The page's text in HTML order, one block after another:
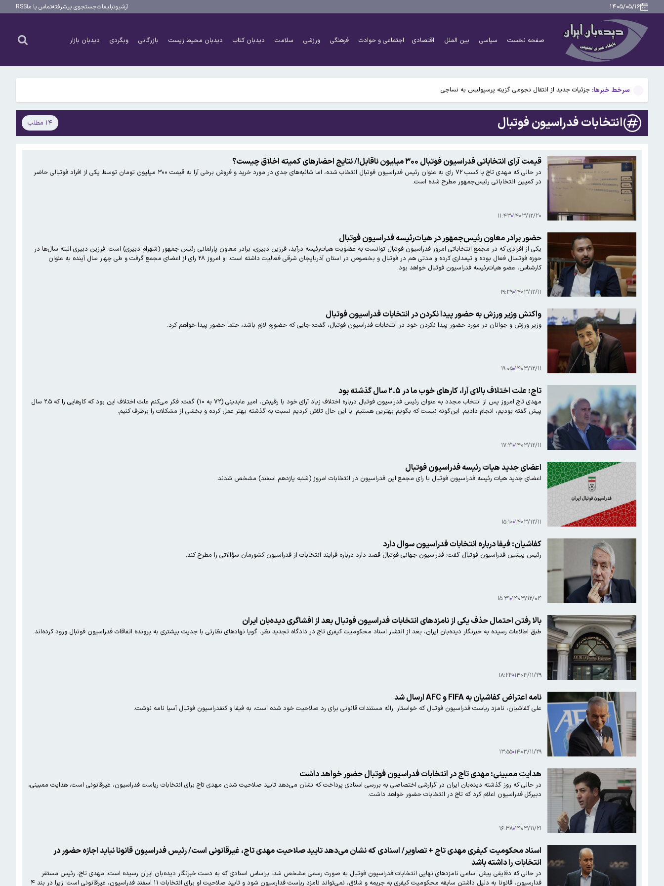
۱۴۰۵/۰۵/۱۶ آرشیوتبلیغاتجستجوی پیشرفتهتماس با ماRSS
صفحه نخست سیاسی بین الملل اقتصادی اجتماعی و حوادث فرهنگی ورزشی سلامت دیدبان کتاب دیدبان محیط زیست بازرگانی وبگردی دیدبان بازار
سرخط خبرها:
وزارت خارجه آمریکا از وضع تحریم‌های جدید علیه ایران خبر داد
۴۹ سال پیش در چنین روزی؛ جمشید آموزگار نخست وزیر شد/اسامی اعضای کابینه
سنای آمریکا، طرح قانونی تحریم روسیه و ایران را با نام لیندسی گراهام تایید کرد/ تحریم های نفتی ایران و روسیه تشدید می شود
جزئیات جدید از انتقال نجومی گزینه پرسپولیس به نساجی
پاسخ منفی پورعلی‌گنجی به پیشنهاد منصوریان/مدافع پرسپولیس لژیونر می‌شود
۴۹ سال پیش در چنین روزی؛ جمشید آموزگار نخست وزیر شد/اسامی اعضای کابینه
سنای آمریکا، طرح قانونی تحریم روسیه و ایران را با نام لیندسی گراهام تایید کرد/ تحریم های نفتی ایران و روسیه تشدید می شود
انتخابات فدراسیون فوتبال ۱۴ مطلب
قیمت آرای انتخاباتی فدراسیون فوتبال ۳۰۰ میلیون ناقابل!/ نتایج احضارهای کمیته اخلاق چیست؟
در حالی که مهدی تاج با کسب ۷۲ رای به عنوان رئیس فدراسیون فوتبال انتخاب شده، اما شائبه‌های جدی در مورد خرید و فروش برخی آرا به قیمت ۳۰۰ میلیون تومان توسط یکی از افراد فوتبالی حاضر
در کمپین انتخاباتی رئیس‌جمهور مطرح شده است.
۱۴۰۳/۱۲/۲۰ ۱۱:۴۳
حضور برادر معاون رئیس‌جمهور در هیات‌رئیسه فدراسیون فوتبال
یکی از افرادی که در مجمع انتخاباتی امروز فدراسیون فوتبال توانست به عضویت هیات‌رئیسه درآید، فرزین دبیری، برادر معاون پارلمانی رئیس جمهور (شهرام دبیری) است. فرزین دبیری البته سال‌ها در
حوزه فوتسال فعال بوده و تیمداری کرده و مدتی هم در فوتبال و بخصوص در استان آذربایجان شرقی فعالیت داشته است. او امروز ۲۸ رای از اعضای مجمع گرفت و طی چهار سال آینده به عنوان
کارشناس، عضو هیات‌رئیسه فدراسیون فوتبال خواهد بود.
۱۴۰۳/۱۲/۱۱ ۱۹:۳۹
واکنش وزیر ورزش به حضور پیدا نکردن در انتخابات فدراسیون فوتبال
وزیر ورزش و جوانان در مورد حضور پیدا نکردن خود در انتخابات فدراسیون فوتبال، ‌گفت: جایی که حضورم لازم باشد، حتما حضور پیدا خواهم کرد.
۱۴۰۳/۱۲/۱۱ ۱۹:۰۵
تاج: علت اختلاف بالای آرا، کارهای خوب ما در ۲.۵ سال گذشته بود
مهدی تاج امروز پس از انتخاب مجدد به عنوان رئیس فدراسیون فوتبال درباره اختلاف زیاد آرای خود با رقیبش، امیر عابدینی (۷۲ به ۱۰) گفت: فکر می‌کنم علت اختلاف این بود که کارهایی را که ۲.۵ سال
پیش گفته بودیم، انجام دادیم. این‌گونه نیست که بگویم بهترین هستیم. با این حال تلاش کردیم نسبت به گذشته بهتر عمل کرده و بخشی از مشکلات را برطرف کنیم.
۱۴۰۳/۱۲/۱۱ ۱۷:۲۱
اعضای جدید هیات رئیسه فدراسیون فوتبال
اعضای جدید هیات رئیسه فدراسیون فوتبال با رای مجمع این فدراسیون در انتخابات امروز (شنبه یازدهم اسفند) مشخص شدند.
۱۴۰۳/۱۲/۱۱ ۱۵:۱۰
کفاشیان: فیفا درباره انتخابات فدراسیون سوال دارد
رئیس پیشین فدراسیون فوتبال گفت: فدراسیون جهانی فوتبال قصد دارد درباره فرایند انتخابات از فدراسیون کشورمان سؤالاتی را مطرح کند.
۱۴۰۳/۱۲/۰۴ ۱۵:۳۱
بالا رفتن احتمال حذف یکی از نامزدهای انتخابات فدراسیون فوتبال بعد از افشاگری دیده‌بان ایران
طبق اطلاعات رسیده به خبرنگار دیده‌بان ایران، بعد از انتشار اسناد محکومیت کیفری تاج در دادگاه تجدید نظر، گویا نهادهای نظارتی با جدیت بیشتری به پرونده اتفاقات فدراسیون فوتبال ورود کرده‌اند.
۱۴۰۳/۱۱/۲۹ ۱۸:۲۳
نامه اعتراض کفاشیان به FIFA و AFC ارسال شد
علی کفاشیان، نامزد ریاست فدراسیون فوتبال که خواستار ارائه مستندات قانونی برای رد صلاحیت‌ خود شده است، به فیفا و کنفدراسیون فوتبال آسیا نامه نوشت.
۱۴۰۳/۱۱/۲۹ ۱۳:۵۵
هدایت ممبینی: مهدی تاج در انتخابات فدراسیون فوتبال حضور خواهد داشت
در حالی که روز گذشته دیده‌بان ایران در گزارشی اختصاصی به بررسی اسنادی پرداخت که نشان می‌دهد تایید صلاحیت شدن مهدی تاج برای انتخابات ریاست فدراسیون، غیرقانونی است، هدایت ممبینی،
دبیرکل فدراسیون اعلام کرد که تاج در انتخابات حضور خواهد داشت‌.
۱۴۰۳/۱۱/۲۱ ۱۶:۳۸
اسناد محکومیت کیفری مهدی تاج + تصاویر/ اسنادی که نشان می‌دهد تایید صلاحیت مهدی تاج، غیرقانونی است/ رئیس فدراسیون قانونا نباید اجازه حضور در
انتخابات را داشته باشد
در حالی که دقایقی پیش اسامی نامزدهای نهایی انتخابات فدراسیون فوتبال به صورت رسمی مشخص شد، براساس اسنادی که به دست خبرنگار دیده‌بان ایران رسیده است، مهدی تاج، رئیس مستقر
فدارسیون، قانونا به دلیل داشتن سابقه محکومیت کیفری به جریمه و شلاق، نمی‌تواند نامزد ریاست فدارسیون شود و تایید صلاحیت او برای انتخابات ۱۱ اسفند فدراسیون، غیرقانونی است؛ زیرا در بند ۴